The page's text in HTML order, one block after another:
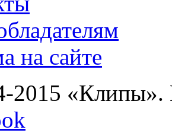
на сайте
2015 «Клипы».